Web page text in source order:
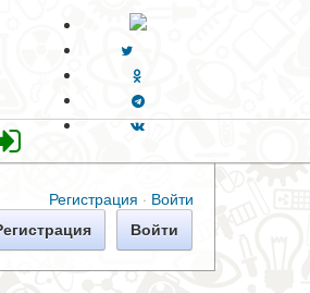
Регистрация · Войти
Войти